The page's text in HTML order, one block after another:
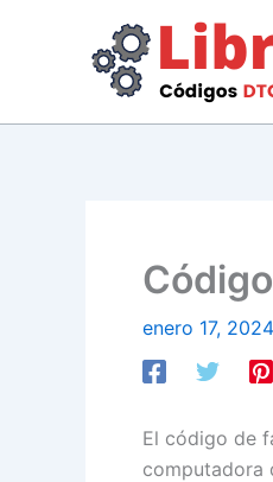
enero 17, 2024
El código de
computadora